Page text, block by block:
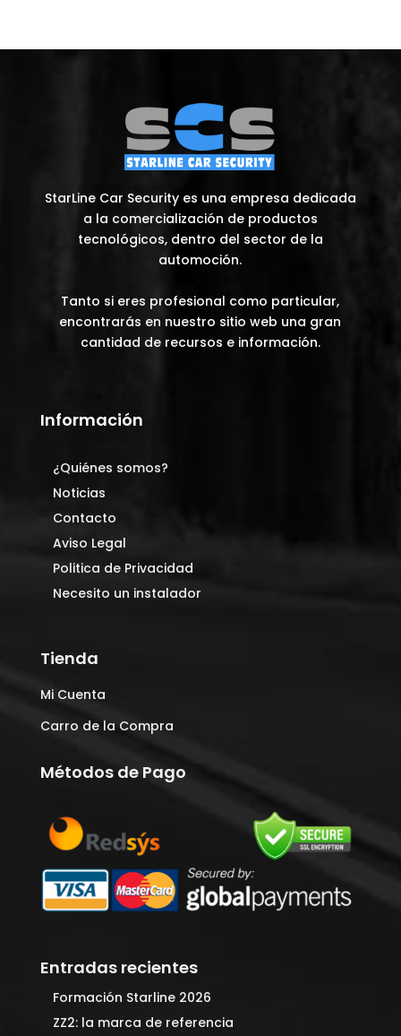
StarLine Car Security es una empresa dedicada
a la comercialización de productos
tecnológicos, dentro del sector de la
automoción.
Tanto si eres profesional como particular,
encontrarás en nuestro sitio web una gran
cantidad de recursos e información.
Información
¿Quiénes somos?
Noticias
Contacto
Aviso Legal
Politica de Privacidad
Necesito un instalador
Tienda
Mi Cuenta
Carro de la Compra
Métodos de Pago
Entradas recientes
Formación Starline 2026
ZZ2: la marca de referencia